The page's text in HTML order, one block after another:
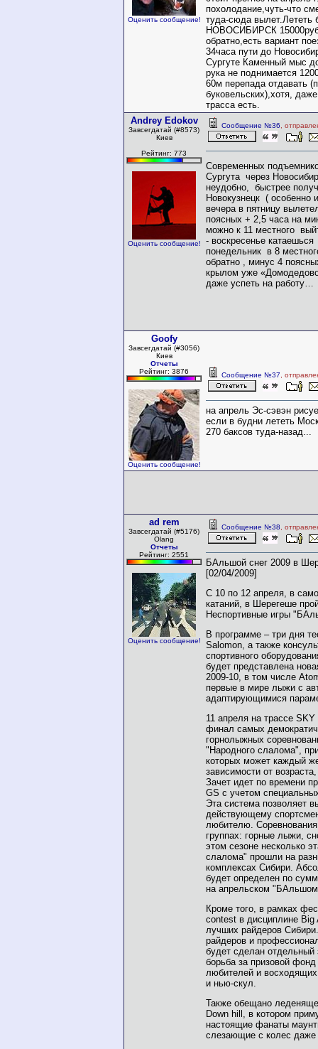
Оценить сообщение!
похолодание,чуть-что
туда-сюда вылет.Лететь
НОВОСИБИРСК
обратно,есть вариант
34часа пути до
Сургуте Каменный мыс
рука не поднимается
60м перепада отдавать
буковельских),хотя,
трасса есть.
Andrey Edokov
Завсегдатай (#8573)
Киев
Рейтинг: 773
Оценить сообщение!
Сообщение №36 ,
Современных
Сургута через
неудобно, быстрее
Новокузнецк (
вечера в пятницу
поясных + 2,5 часа на
можно к 11 местного
- воскресенье
понедельник в 8
обратно , минус 4
крылом уже
даже успеть на работу…
Goofy
Завсегдатай (#3056)
Киев
Отчеты
Рейтинг: 3876
Оценить сообщение!
Сообщение №37 ,
на апрель Эс-сэвэн
если в будни лететь
270 баксов туда-назад...
ad rem
Завсегдатай (#5176)
Olang
Отчеты
Рейтинг: 2551
Оценить сообщение!
Сообщение №38 ,
БАльшой снег 2009 в
[02/04/2009]
С 10 по 12 апреля, в
катаний, в Шерегеше
Неспортивные игры
В программе – три дня
Salomon, а также
спортивного
будет представлена
2009-10, в том числе
первые в мире лыжи с
адаптирующимися
11 апреля на трассе SKY
финал самых
горнолыжных
"Народного слалома",
которых может каждый
зависимости от
Зачет идет по времени
GS с учетом
Эта система позволяет
действующему
любителю. Соревнования
группах: горные лыжи,
этом сезоне несколько
слалома" прошли на
комплексах Сибири.
будет определен по
на апрельском
Кроме того, в рамках
contest в дисциплине Big
лучших райдеров
райдеров и
будет сделан отдельный
борьба за призовой
любителей и восходящих
и нью-скул.
Также обещано
Down hill, в котором
настоящие фанаты
слезающие с колес даже